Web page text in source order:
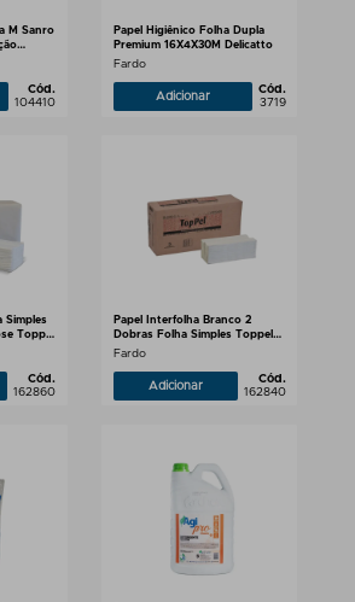
M Sanro
Cód.
104410
Papel Higiênico Folha Dupla
Premium 16X4X30M Delicatto
Fardo
Adicionar
Cód.
3719
Simples
Toppel
Cód.
162860
Papel Interfolha Branco 2
Dobras Folha Simples Toppel
19x21cm
Fardo
Adicionar
Cód.
162840